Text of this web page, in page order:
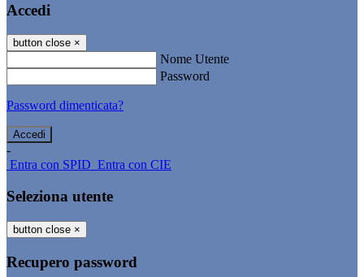
Accedi
button close ×
Nome Utente
Password
Password dimenticata?
-
Entra con SPID Entra con CIE
Seleziona utente
button close ×
Recupero password